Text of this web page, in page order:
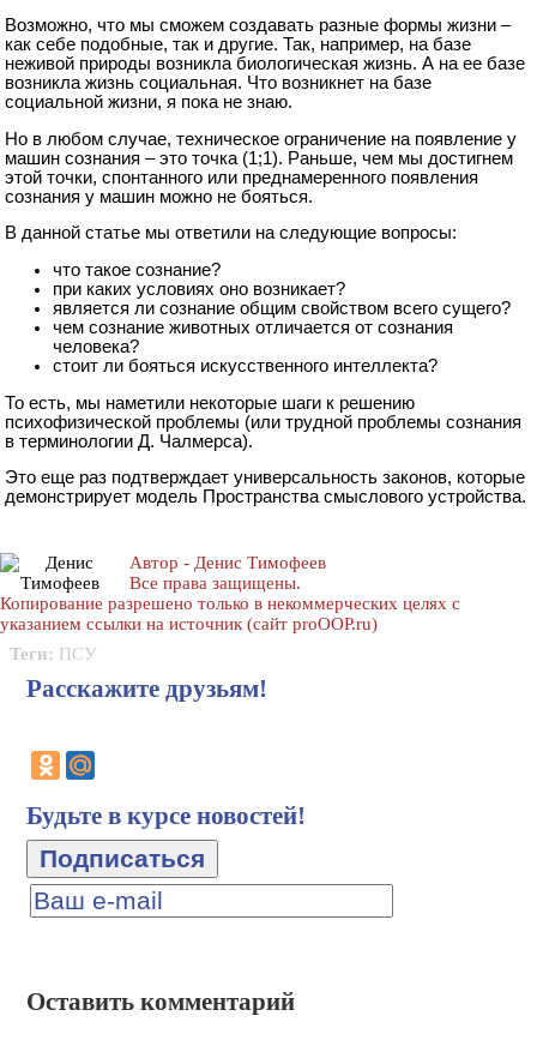
Возможно, что мы сможем создавать разные формы жизни –
как себе подобные, так и другие. Так, например, на базе
неживой природы возникла биологическая жизнь. А на ее базе
возникла жизнь социальная. Что возникнет на базе
социальной жизни, я пока не знаю.
Но в любом случае, техническое ограничение на появление у
машин сознания – это точка (1;1). Раньше, чем мы достигнем
этой точки, спонтанного или преднамеренного появления
сознания у машин можно не бояться.
В данной статье мы ответили на следующие вопросы:
что такое сознание?
при каких условиях оно возникает?
является ли сознание общим свойством всего сущего?
чем сознание животных отличается от сознания
человека?
стоит ли бояться искусственного интеллекта?
То есть, мы наметили некоторые шаги к решению
психофизической проблемы (или трудной проблемы сознания
в терминологии Д. Чалмерса).
Это еще раз подтверждает универсальность законов, которые
демонстрирует модель Пространства смыслового устройства.
Автор - Денис Тимофеев
Все права защищены.
Копирование разрешено только в некоммерческих целях с
указанием ссылки на источник (сайт proOOP.ru)
Теги: ПСУ
Расскажите друзьям!
Будьте в курсе новостей!
Оставить комментарий